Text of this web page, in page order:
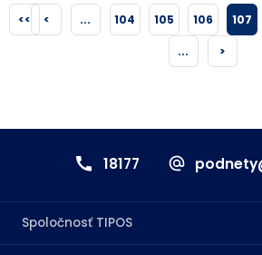
<< < ... 104 105 106 107
... >
18177
Spoločnosť TIPOS